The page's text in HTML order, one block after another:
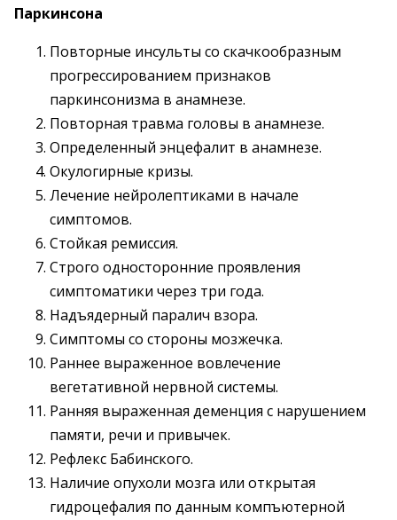
Паркинсона
Повторные инсульты со скачкообразным
прогрессированием признаков
паркинсонизма в анамнезе.
Повторная травма головы в анамнезе.
Определенный энцефалит в анамнезе.
Окулогирные кризы.
Лечение нейролептиками в начале
симптомов.
Стойкая ремиссия.
Строго односторонние проявления
симптоматики через три года.
Надъядерный паралич взора.
Симптомы со стороны мозжечка.
Раннее выраженное вовлечение
вегетативной нервной системы.
Ранняя выраженная деменция с нарушением
памяти, речи и привычек.
Рефлекс Бабинского.
Наличие опухоли мозга или открытая
гидроцефалия по данным компъютерной